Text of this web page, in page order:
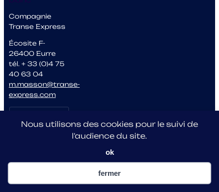
Nous utilisons des cookies pour le suivi de
l'audience du site.
ok
fermer
Compagnie
Transe Express
Écosite F-
26400 Eurre
tél. + 33 (0)4 75
40 63 04
m.masson@transe-
express.com
l'Espace
Presse